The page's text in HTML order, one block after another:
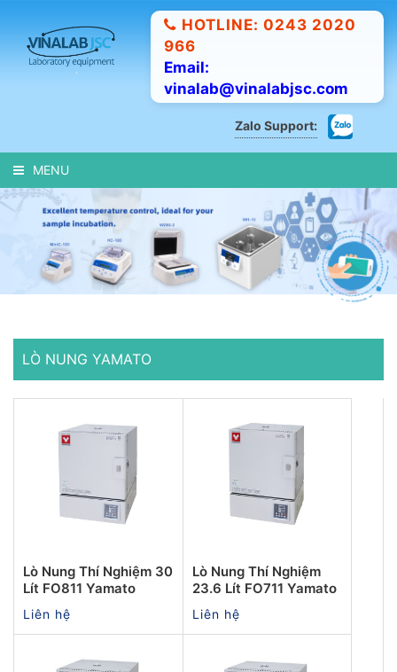
HOTLINE: 0243 2020
966
Email:
vinalab@vinalabjsc.com
Zalo Support:
MENU
LÒ NUNG YAMATO
Lò Nung Thí Nghiệm 30
Lít FO811 Yamato
Liên hệ
Lò Nung Thí Nghiệm
23.6 Lít FO711 Yamato
Liên hệ